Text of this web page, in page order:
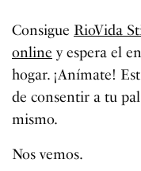
Consigue RioVida
online y espera el
hogar. ¡Anímate!
de consentir a tu
mismo.
Nos vemos.